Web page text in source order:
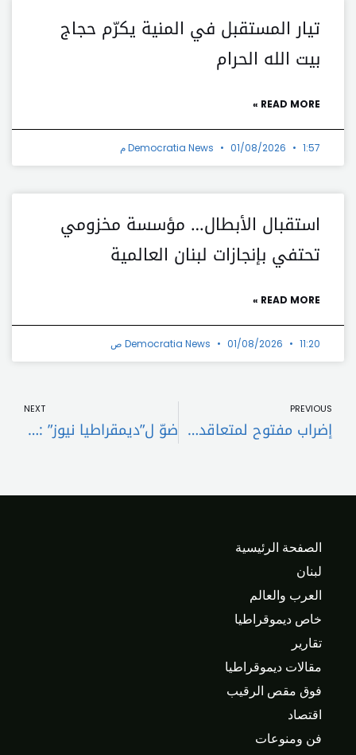
تيار المستقبل في المنية يكرّم حجاج
بيت الله الحرام
READ MORE »
Democratia News 01/08/2026 1:57 م
استقبال الأبطال… مؤسسة مخزومي
تحتفي بإنجازات لبنان العالمية
READ MORE »
Democratia News 01/08/2026 11:20 ص
PREVIOUS
إضراب مفتوح لمتعاقدي مستشفى رفيق الحريري
NEXT
ضوّ ل”ديمقراطيا نيوز” : عدم إغلاق مطمر “الكوستا برافا” قرار مسؤول.. وفتح معمل “العمروسية” أساسيّ!..
الصفحة الرئيسية
لبنان
العرب والعالم
خاص ديموقراطيا
تقارير
مقالات ديموقراطيا
فوق مقص الرقيب
اقتصاد
فن ومنوعات